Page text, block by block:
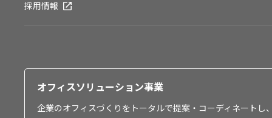
採用情報
オフィスソリューション事業
企業のオフィスづくりをトータルで提案・コーディネート